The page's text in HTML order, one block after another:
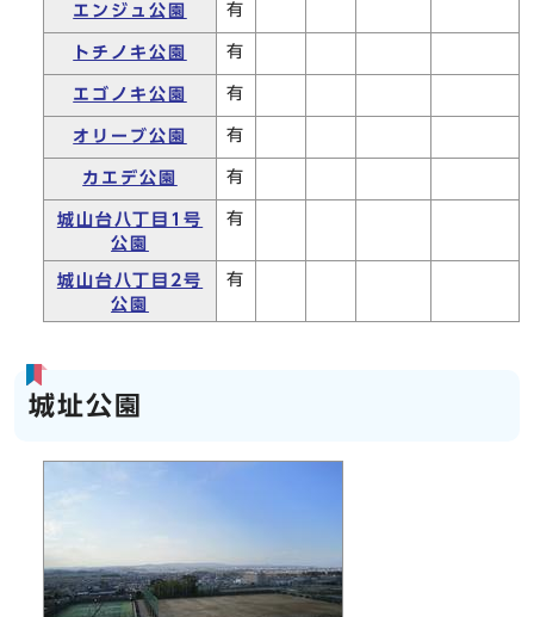
エンジュ公園 有
トチノキ公園 有
エゴノキ公園 有
オリーブ公園 有
カエデ公園 有
城山台八丁目1号
公園
有
城山台八丁目2号
公園
有
城址公園